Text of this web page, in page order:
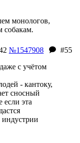
монологов,
собакам.
№1547908
#55
с учётом
- кантоку,
сносный
если эта
индустрии